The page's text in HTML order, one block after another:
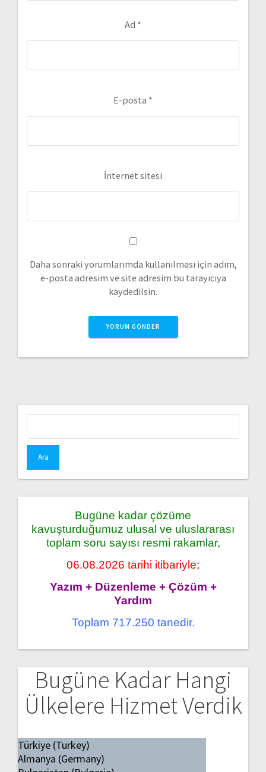
Ad *
E-posta *
İnternet sitesi
Daha sonraki yorumlarımda kullanılması için adım,
e-posta adresim ve site adresim bu tarayıcıya
kaydedilsin.
Bugüne kadar çözüme
kavuşturduğumuz ulusal ve uluslararası
toplam soru sayısı resmi rakamlar,
06.08.2026 tarihi itibariyle;
Yazım + Düzenleme + Çözüm +
Yardım
Toplam 717.250 tanedir.
Bugüne Kadar Hangi
Ülkelere Hizmet Verdik
Türkiye (Turkey)
Almanya (Germany)